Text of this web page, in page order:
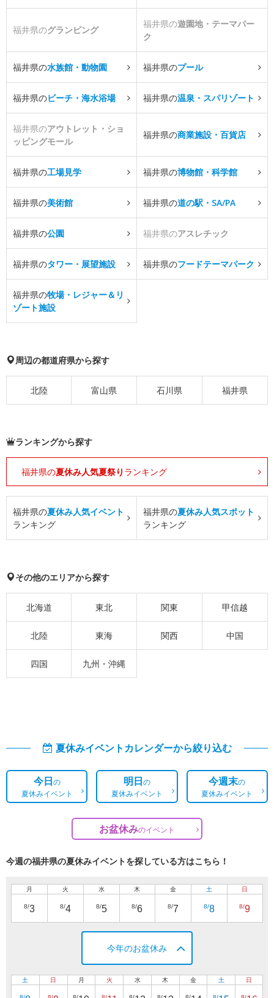
福井県のグランピング
福井県の遊園地・テーマパー
ク
福井県の水族館・動物園 福井県のプール
福井県のビーチ・海水浴場 福井県の温泉・スパリゾート
福井県のアウトレット・ショ
ッピングモール
福井県の商業施設・百貨店
福井県の工場見学 福井県の博物館・科学館
福井県の美術館 福井県の道の駅・SA/PA
福井県の公園 福井県のアスレチック
福井県のタワー・展望施設 福井県のフードテーマパーク
福井県の牧場・レジャー＆リ
ゾート施設
周辺の都道府県から探す
北陸 富山県 石川県 福井県
ランキングから探す
福井県の夏休み人気夏祭り ランキング
福井県の夏休み人気イベント
ランキング
福井県の夏休み人気スポット
ランキング
その他のエリアから探す
北海道 東北 関東 甲信越
北陸 東海 関西 中国
四国 九州・沖縄
夏休みイベントカレンダーから絞り込む
今日の
夏休みイベント
明日の
夏休みイベント
今週末の
夏休みイベント
お盆休みのイベント
今週の福井県の夏休みイベントを探している方はこちら！
月
8/3
火
8/4
水
8/5
木
8/6
金
8/7
土
8/8
日
8/9
今年のお盆休み
土 日 月 火 水 木 金 土 日